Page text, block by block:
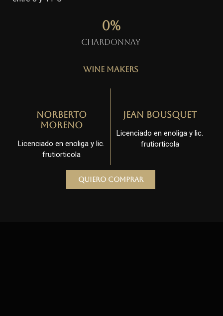
Chardonnay
0%
Wine Makers
Norberto
Moreno
Licenciado en enoliga y lic.
frutiorticola
Jean Bousquet
Licenciado en enoliga y lic.
frutiorticola
Quiero comprar